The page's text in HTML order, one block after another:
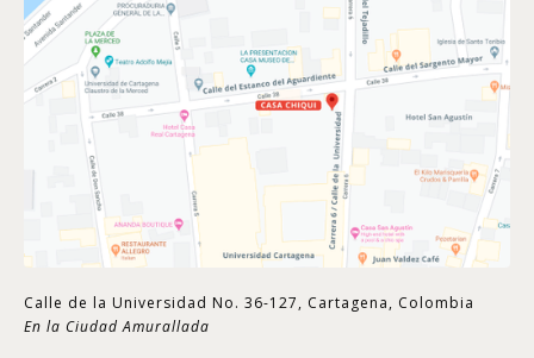
Calle de la Universidad No. 36-127, Cartagena, Colombia
En la Ciudad Amurallada